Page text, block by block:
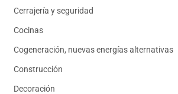
Cerrajería y seguridad
Cocinas
Cogeneración, nuevas energías alternativas
Construcción
Decoración